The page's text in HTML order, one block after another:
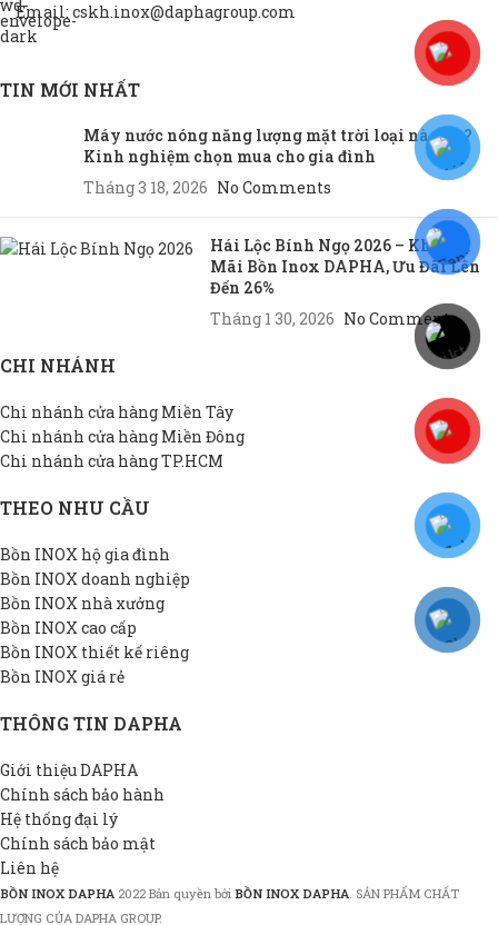
Email: cskh.inox@daphagroup.com
TIN MỚI NHẤT
Máy nước nóng năng lượng mặt trời loại nào tốt?
Kinh nghiệm chọn mua cho gia đình
Tháng 3 18, 2026 No Comments
Hái Lộc Bính Ngọ 2026 – Khuyến
Mãi Bồn Inox DAPHA, Ưu Đãi Lên
Đến 26%
Tháng 1 30, 2026 No Comments
CHI NHÁNH
Chi nhánh cửa hàng Miền Tây
Chi nhánh cửa hàng Miền Đông
Chi nhánh cửa hàng TP.HCM
THEO NHU CẦU
Bồn INOX hộ gia đình
Bồn INOX doanh nghiệp
Bồn INOX nhà xưởng
Bồn INOX cao cấp
Bồn INOX thiết kế riêng
Bồn INOX giá rẻ
THÔNG TIN DAPHA
Giới thiệu DAPHA
Chính sách bảo hành
Hệ thống đại lý
Chính sách bảo mật
Liên hệ
BỒN INOX DAPHA 2022 Bản quyền bởi BỒN INOX DAPHA. SẢN PHẨM CHẤT
LƯỢNG CỦA DAPHA GROUP.